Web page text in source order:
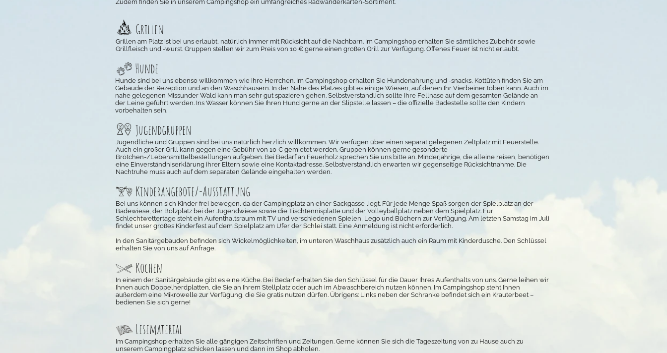
Zudem finden Sie in unserem Campingshop ein umfangreiches Radwanderkarten-Sortiment.
Grillen
Grillen am Platz ist bei uns erlaubt, natürlich immer mit Rücksicht auf die Nachbarn. Im Campingshop erhalten Sie sämtliches Zubehör sowie
Grillfleisch und -wurst. Gruppen stellen wir zum Preis von 10 € gerne einen großen Grill zur Verfügung. Offenes Feuer ist nicht erlaubt.
Hunde
Hunde sind bei uns ebenso willkommen wie ihre Herrchen. Im Campingshop erhalten Sie Hundenahrung und -snacks, Kottüten finden Sie am
Gebäude der Rezeption und an den Waschhäusern. In der Nähe des Platzes gibt es einige Wiesen, auf denen Ihr Vierbeiner toben kann. Auch im
nahe gelegenen Missunder Wald kann man sehr gut spazieren gehen. Selbstverständlich sollte Ihre Fellnase auf dem gesamten Gelände an
der Leine geführt werden. Ins Wasser können Sie Ihren Hund gerne an der Slipstelle lassen – die offizielle Badestelle sollte den Kindern
vorbehalten sein.
Jugendgruppen
Jugendliche und Gruppen sind bei uns natürlich herzlich willkommen. Wir verfügen über einen separat gelegenen Zeltplatz mit Feuerstelle.
Auch ein großer Grill kann gegen eine Gebühr von 10 € gemietet werden. Gruppen können gerne gesonderte
Brötchen-/Lebensmittelbestellungen aufgeben. Bei Bedarf an Feuerholz sprechen Sie uns bitte an. Minderjährige, die alleine reisen, benötigen
eine Einverständniserklärung ihrer Eltern sowie eine Kontaktadresse. Selbstverständlich erwarten wir gegenseitige Rücksichtnahme. Die
Nachtruhe muss auch auf dem separaten Gelände eingehalten werden.
Kinderangebote/-Ausstattung
Bei uns können sich Kinder frei bewegen, da der Campingplatz an einer Sackgasse liegt. Für jede Menge Spaß sorgen der Spielplatz an der
Badewiese, der Bolzplatz bei der Jugendwiese sowie die Tischtennisplatte und der Volleyballplatz neben dem Spielplatz. Für
Schlechtwettertage steht ein Aufenthaltsraum mit TV und verschiedenen Spielen, Lego und Büchern zur Verfügung. Am letzten Samstag im Juli
findet unser großes Kinderfest auf dem Spielplatz am Ufer der Schlei statt. Eine Anmeldung ist nicht erforderlich.
In den Sanitärgebäuden befinden sich Wickelmöglichkeiten, im unteren Waschhaus zusätzlich auch ein Raum mit Kinderdusche. Den Schlüssel
erhalten Sie von uns auf Anfrage.
Kochen
In einem der Sanitärgebäude gibt es eine Küche. Bei Bedarf erhalten Sie den Schlüssel für die Dauer Ihres Aufenthalts von uns. Gerne leihen wir
Ihnen auch Doppelherdplatten, die Sie an Ihrem Stellplatz oder auch im Abwaschbereich nutzen können. Im Campingshop steht Ihnen
außerdem eine Mikrowelle zur Verfügung, die Sie gratis nutzen dürfen. Übrigens: Links neben der Schranke befindet sich ein Kräuterbeet –
bedienen Sie sich gerne!
Lesematerial
Im Campingshop erhalten Sie alle gängigen Zeitschriften und Zeitungen. Gerne können Sie sich die Tageszeitung von zu Hause auch zu
unserem Campingplatz schicken lassen und dann im Shop abholen.